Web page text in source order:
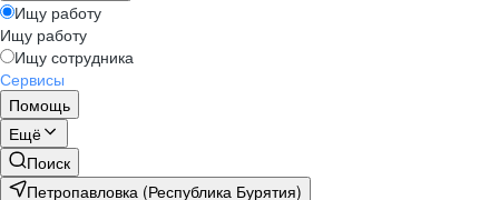
Ищу работу
Ищу работу
Ищу сотрудника
Сервисы
Помощь
Ещё
Поиск
Петропавловка (Республика Бурятия)